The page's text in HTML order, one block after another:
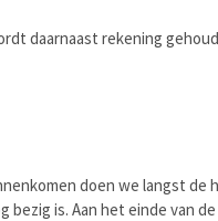
daarnaast rekening
doen we langst
bezig is. Aan het einde van